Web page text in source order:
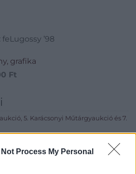
Not Process My Personal
’98
grafika
Ft
5. Karácsonyi Műtárgyaukció és 7.